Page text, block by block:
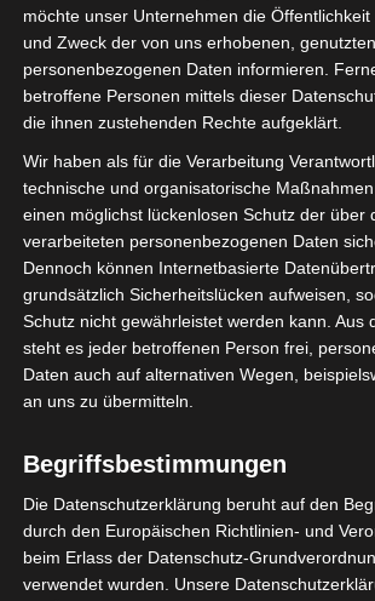
Netzwerktreffen der Freien
organisiert von den
Kollegen der #freo – Freie
Orchester, von #promusik ,
möchte unser Unternehmen die Öffentlichkeit
und Zweck der von uns erhobenen,
personenbezogenen Daten informieren.
betroffene Personen mittels dieser
die ihnen zustehenden Rechte aufgeklärt.
Wir haben als für die Verarbeitung
technische und organisatorische
einen möglichst lückenlosen Schutz der über
verarbeiteten personenbezogenen Daten
Dennoch können Internetbasierte
grundsätzlich Sicherheitslücken aufweisen,
Schutz nicht gewährleistet werden kann. Aus
steht es jeder betroffenen Person frei,
Daten auch auf alternativen Wegen,
an uns zu übermitteln.
Begriffsbestimmungen
Die Datenschutzerklärung beruht auf den
durch den Europäischen Richtlinien- und
beim Erlass der Datenschutz-
verwendet wurden. Unsere